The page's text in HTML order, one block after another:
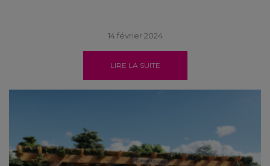
14 février 2024
LIRE LA SUITE